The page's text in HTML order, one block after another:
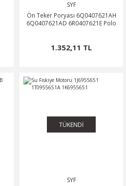
SYF
Ön Teker Poryası 6Q0407621AH
6Q0407621AD 6R0407621E Polo
1.352,11 TL
TÜKENDİ
SYF